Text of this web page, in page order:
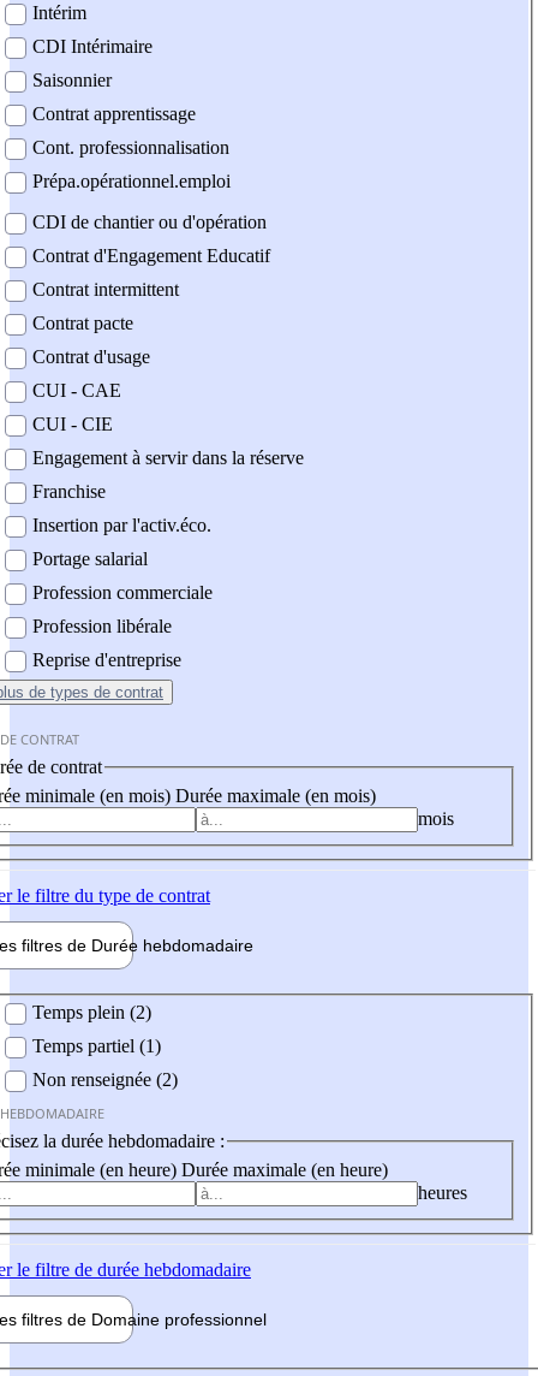
Intérim
CDI Intérimaire
Saisonnier
Contrat apprentissage
Cont. professionnalisation
Prépa.opérationnel.emploi
CDI de chantier ou d'opération
Contrat d'Engagement Educatif
Contrat intermittent
Contrat pacte
Contrat d'usage
CUI - CAE
CUI - CIE
Engagement à servir dans la réserve
Franchise
Insertion par l'activ.éco.
Portage salarial
Profession commerciale
Profession libérale
Reprise d'entreprise
de types de contrat
CONTRAT
de contrat
minimale (en mois) Durée maximale (en mois)
mois
le filtre du type de contrat
filtres de Durée hebdomadaire
Temps plein (2)
Temps partiel (1)
Non renseignée (2)
la durée hebdomadaire :
minimale (en heure) Durée maximale (en heure)
heures
le filtre de durée hebdomadaire
filtres de Domaine professionnel